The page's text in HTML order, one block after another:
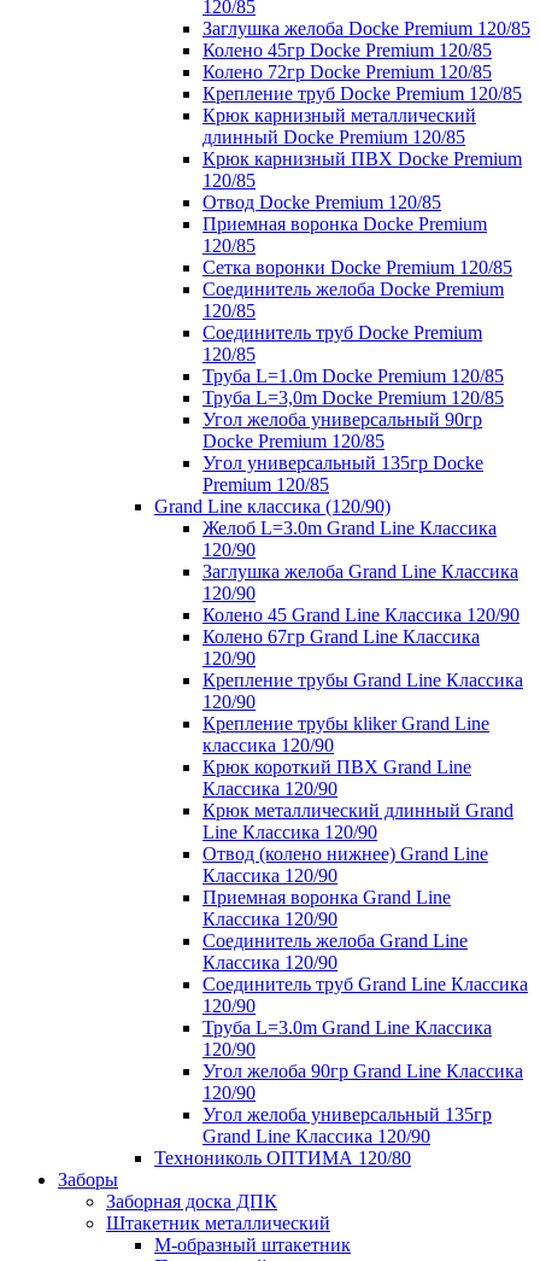
120/85
Заглушка желоба Docke Premium 120/85
Колено 45гр Docke Premium 120/85
Колено 72гр Docke Premium 120/85
Крепление труб Docke Premium 120/85
Крюк карнизный металлический
длинный Docke Premium 120/85
Крюк карнизный ПВХ Docke Premium
120/85
Отвод Docke Premium 120/85
Приемная воронка Docke Premium
120/85
Сетка воронки Docke Premium 120/85
Соединитель желоба Docke Premium
120/85
Соединитель труб Docke Premium
120/85
Труба L=1.0m Docke Premium 120/85
Труба L=3,0m Docke Premium 120/85
Угол желоба универсальный 90гр
Docke Premium 120/85
Угол универсальный 135гр Docke
Premium 120/85
Grand Line классика (120/90)
Желоб L=3.0m Grand Line Классика
120/90
Заглушка желоба Grand Line Классика
120/90
Колено 45 Grand Line Классика 120/90
Колено 67гр Grand Line Классика
120/90
Крепление трубы Grand Line Классика
120/90
Крепление трубы kliker Grand Line
классика 120/90
Крюк короткий ПВХ Grand Line
Классика 120/90
Крюк металлический длинный Grand
Line Классика 120/90
Отвод (колено нижнее) Grand Line
Классика 120/90
Приемная воронка Grand Line
Классика 120/90
Соединитель желоба Grand Line
Классика 120/90
Соединитель труб Grand Line Классика
120/90
Труба L=3.0m Grand Line Классика
120/90
Угол желоба 90гр Grand Line Классика
120/90
Угол желоба универсальный 135гр
Grand Line Классика 120/90
Технониколь ОПТИМА 120/80
Заборы
Заборная доска ДПК
Штакетник металлический
М-образный штакетник